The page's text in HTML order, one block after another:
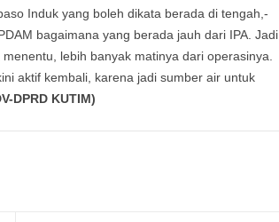
Induk yang boleh dikata berada di tengah,-
bagaimana yang berada jauh dari IPA. Jadi
lebih banyak matinya dari operasinya.
aktif kembali, karena jadi sumber air untuk
DPRD KUTIM)